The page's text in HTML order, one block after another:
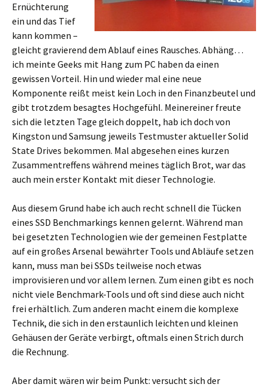
Ernüchterung
ein und das Tief
kann kommen –
gleicht gravierend dem Ablauf eines Rausches. Abhäng…
ich meinte Geeks mit Hang zum PC haben da einen
gewissen Vorteil. Hin und wieder mal eine neue
Komponente reißt meist kein Loch in den Finanzbeutel und
gibt trotzdem besagtes Hochgefühl. Meinereiner freute
sich die letzten Tage gleich doppelt, hab ich doch von
Kingston und Samsung jeweils Testmuster aktueller Solid
State Drives bekommen. Mal abgesehen eines kurzen
Zusammentreffens während meines täglich Brot, war das
auch mein erster Kontakt mit dieser Technologie.
Aus diesem Grund habe ich auch recht schnell die Tücken
eines SSD Benchmarkings kennen gelernt. Während man
bei gesetzten Technologien wie der gemeinen Festplatte
auf ein großes Arsenal bewährter Tools und Abläufe setzen
kann, muss man bei SSDs teilweise noch etwas
improvisieren und vor allem lernen. Zum einen gibt es noch
nicht viele Benchmark-Tools und oft sind diese auch nicht
frei erhältlich. Zum anderen macht einem die komplexe
Technik, die sich in den erstaunlich leichten und kleinen
Gehäusen der Geräte verbirgt, oftmals einen Strich durch
die Rechnung.
Aber damit wären wir beim Punkt: versucht sich der